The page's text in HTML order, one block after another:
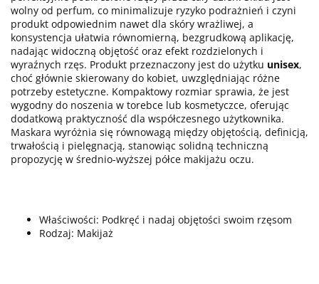
wolny od perfum, co minimalizuje ryzyko podrażnień i czyni
produkt odpowiednim nawet dla skóry wrażliwej, a
konsystencja ułatwia równomierną, bezgrudkową aplikację,
nadając widoczną objętość oraz efekt rozdzielonych i
wyraźnych rzęs. Produkt przeznaczony jest do użytku unisex,
choć głównie skierowany do kobiet, uwzględniając różne
potrzeby estetyczne. Kompaktowy rozmiar sprawia, że jest
wygodny do noszenia w torebce lub kosmetyczce, oferując
dodatkową praktyczność dla współczesnego użytkownika.
Maskara wyróżnia się równowagą między objętością, definicją,
trwałością i pielęgnacją, stanowiąc solidną techniczną
propozycję w średnio-wyższej półce makijażu oczu.
Właściwości: Podkręć i nadaj objętości swoim rzęsom
Rodzaj: Makijaż